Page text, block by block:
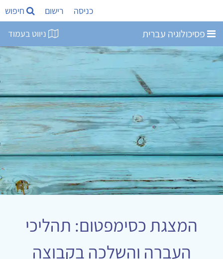
כניסה רישום חיפוש
פסיכולוגיה עברית ניווט בעמוד
המצגת כסימפטום: תהליכי
העברה והשלכה בקבוצה